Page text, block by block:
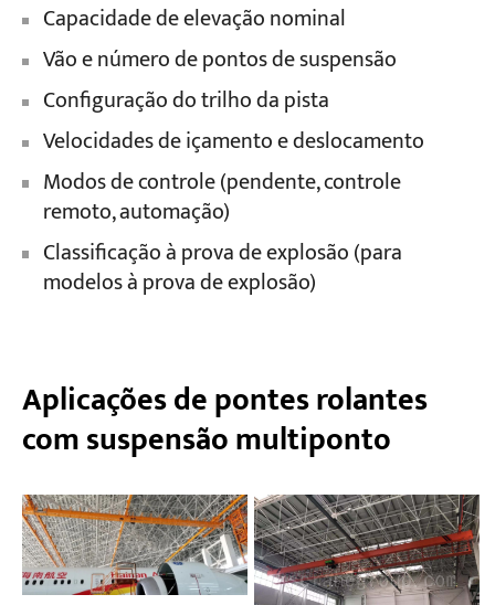
Capacidade de elevação nominal
Vão e número de pontos de suspensão
Configuração do trilho da pista
Velocidades de içamento e deslocamento
Modos de controle (pendente, controle
remoto, automação)
Classificação à prova de explosão (para
modelos à prova de explosão)
Aplicações de pontes rolantes
com suspensão multiponto